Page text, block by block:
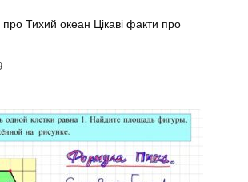
про Тихий океан Цікаві факти про